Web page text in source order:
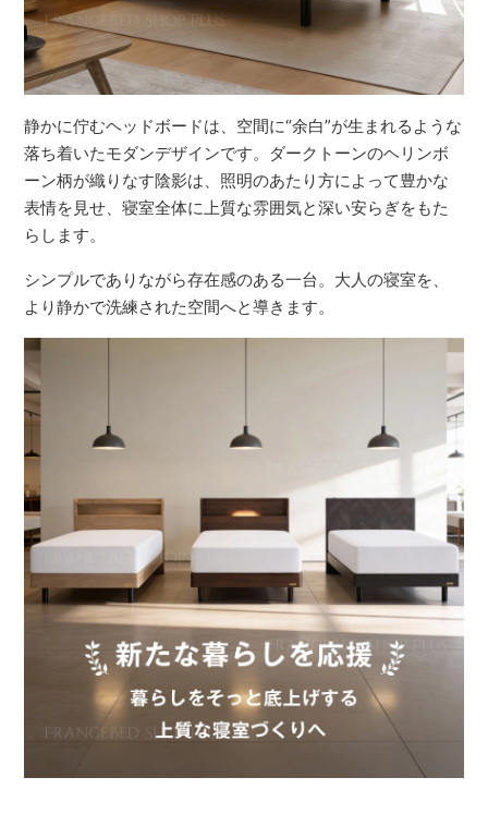
静かに佇むヘッドボードは、空間に“余白”が生まれるような
落ち着いたモダンデザインです。ダークトーンのヘリンボ
ーン柄が織りなす陰影は、照明のあたり方によって豊かな
表情を見せ、寝室全体に上質な雰囲気と深い安らぎをもた
らします。
シンプルでありながら存在感のある一台。大人の寝室を、
より静かで洗練された空間へと導きます。